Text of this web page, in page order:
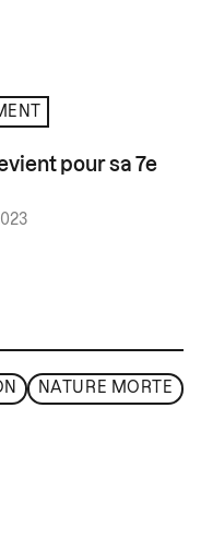
pour sa 7e
NATURE MORTE